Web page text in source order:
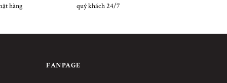
hàng
quý khách 24/7
FANPAGE